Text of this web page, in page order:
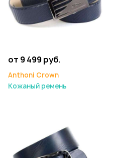
от 9 499 руб.
Anthoni Crown
Кожаный ремень